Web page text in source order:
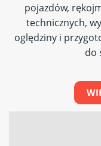
pojazdów,
technicznych,
oględziny i
do